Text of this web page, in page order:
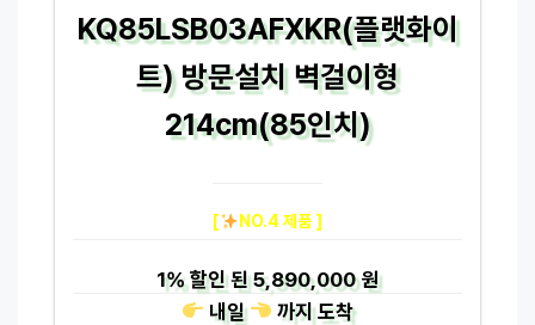
KQ85LSB03AFXKR(플랫화이
트) 방문설치 벽걸이형
214cm(85인치)
[ NO.4 제품 ]
1%할인 된5,890,000 원
내일
까지도착